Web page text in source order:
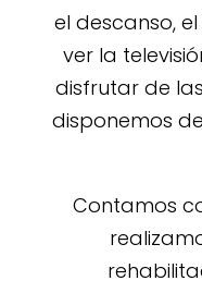
el descanso,
ver la
disfrutar de
disponemos
Contamos